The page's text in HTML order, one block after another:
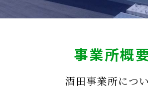
事業所概
酒田事業所につ